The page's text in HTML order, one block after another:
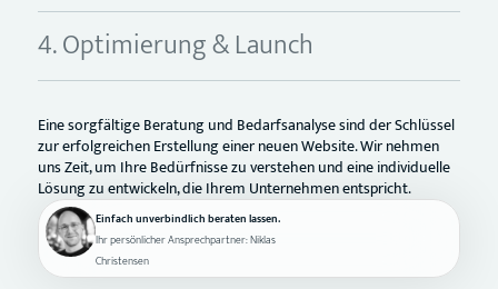
4. Optimierung & Launch
Eine gelungene Konzeption und Webdesign erfordern Kreativität,
Planung und Verständnis für den Nutzer. Von der Farbauswahl
bis zur Navigation sollten alle Aspekte durchdacht sein, um eine
ansprechende und benutzerfreundliche Website zu gestalten.
Einfach unverbindlich beraten lassen.
Ihr persönlicher Ansprechpartner: Niklas
Christensen